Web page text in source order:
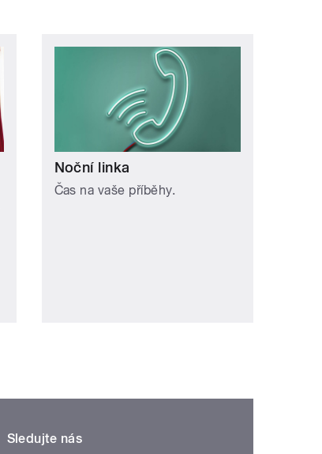
Noční linka
Čas na vaše příběhy.
Sledujte nás